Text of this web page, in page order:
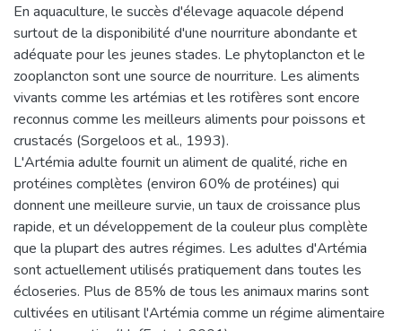
En aquaculture, le succès d'élevage aquacole dépend
surtout de la disponibilité d'une nourriture abondante et
adéquate pour les jeunes stades. Le phytoplancton et le
zooplancton sont une source de nourriture. Les aliments
vivants comme les artémias et les rotifères sont encore
reconnus comme les meilleurs aliments pour poissons et
crustacés (Sorgeloos et al., 1993).
L'Artémia adulte fournit un aliment de qualité, riche en
protéines complètes (environ 60% de protéines) qui
donnent une meilleure survie, un taux de croissance plus
rapide, et un développement de la couleur plus complète
que la plupart des autres régimes. Les adultes d'Artémia
sont actuellement utilisés pratiquement dans toutes les
écloseries. Plus de 85% de tous les animaux marins sont
cultivées en utilisant l'Artémia comme un régime alimentaire